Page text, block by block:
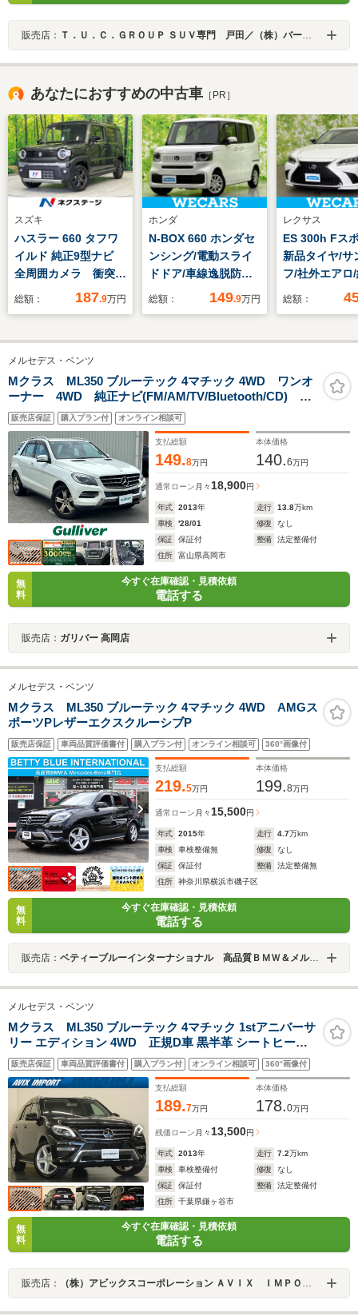
販売店： Ｔ．Ｕ．Ｃ．ＧＲＯＵＰ ＳＵＶ専門 戸田／（株）バーディット
あなたにおすすめの中古車 ［PR］
スズキ
ハスラー 660 タフワ
イルド 純正9型ナビ
全周囲カメラ 衝突軽
減装置 アダプティブ
ター クリアランスソ
ナー レーンキープ
スマートキー LEDヘ
ッド＆フォグ オート
ハイビーム 純正AW
総額： 187.9万円
ホンダ
N-BOX 660 ホンダセ
ンシング/電動スライ
ドドア/車線逸脱防止
支援システム/ヘッド
トップ/禁煙車/エアバ
グ 助手席/パワーウイ
ンドウ
総額： 149.9万円
レクサス
ES 300h Fス
新品タイヤ/サ
フ/社外エアロ
SDナビ/デジ
車線逸脱防止
ー/電動バック
ライブレコー
総額：
メルセデス・ベンツ
Mクラス ML350 ブルーテック 4マチック 4WD ワンオ
ーナー 4WD 純正ナビ(FM/AM/TV/Bluetooth/CD) B
カメ ETC パワーシート(運転席・助手席) シートヒー
ター レーンキープアシスト 衝突軽減ブレーキ コー
ナーセンサー
販売店保証 購入プラン付 オンライン相談可
支払総額
149.8万円
本体価格
140.6万円
通常ローン 月々 18,900円
年式 2013年 走行 13.8万km
車検
'28/01 修復
なし
保証
保証付 整備
法定整備付
住所
富山県高岡市
無
料
今すぐ在庫確認・見積依頼
電話する
販売店： ガリバー 高岡店
メルセデス・ベンツ
Mクラス ML350 ブルーテック 4マチック 4WD AMGス
ポーツPレザーエクスクルーシブP
販売店保証 車両品質評価書付 購入プラン付 オンライン相談可 360°画像付
支払総額
219.5万円
本体価格
199.8万円
通常ローン 月々 15,500円
年式 2015年 走行 4.7万km
車検
車検整備無 修復
なし
保証
保証付 整備
法定整備無
住所
神奈川県横浜市磯子区
無
料
今すぐ在庫確認・見積依頼
電話する
販売店： ベティーブルーインターナショナル 高品質ＢＭＷ＆メルセデス専門店
メルセデス・ベンツ
Mクラス ML350 ブルーテック 4マチック 1stアニバーサ
リー エディション 4WD 正規D車 黒半革 シートヒータ
ー 純正HDDナビ地デジ 全周カメラ&PTS レーダーセーフ
ティPKG 純正20インチAW
販売店保証 車両品質評価書付 購入プラン付 オンライン相談可 360°画像付
支払総額
189.7万円
本体価格
178.0万円
残価ローン 月々 13,500円
年式 2013年 走行 7.2万km
車検
車検整備付 修復
なし
保証
保証付 整備
法定整備付
住所
千葉県鎌ヶ谷市
無
料
今すぐ在庫確認・見積依頼
電話する
販売店： （株）アビックスコーポレーション ＡＶＩＸ ＩＭＰＯＲＴ 鎌ヶ谷店